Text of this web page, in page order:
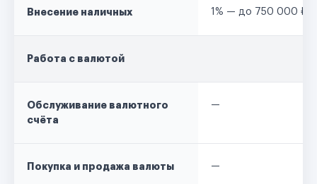
Внесение наличных 1% — до 750 000 ₽
Работа с валютой
Обслуживание валютного
счёта
—
Покупка и продажа валюты —